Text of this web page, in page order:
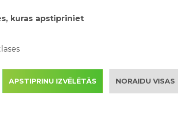
jaunāko informāciju:facebook.com/abparklv
kuras apstipriniet
APSTIPRINU IZVĒLĒTĀS NORAIDU VISAS